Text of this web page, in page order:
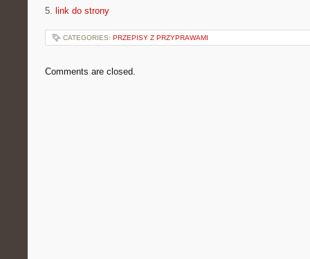
5. link do strony
CATEGORIES: PRZEPISY Z PRZYPRAWAMI
Comments are closed.